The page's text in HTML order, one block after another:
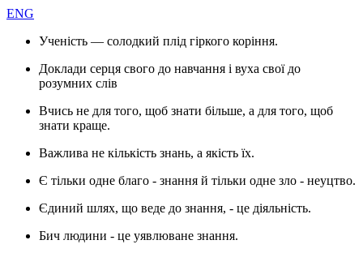
ENG
Ученість — солодкий плід гіркого коріння.
Доклади серця свого до навчання і вуха свої до
розумних слів
Вчись не для того, щоб знати більше, а для того, щоб
знати краще.
Важлива не кількість знань, а якість їх.
Є тільки одне благо - знання й тільки одне зло - неуцтво.
Єдиний шлях, що веде до знання, - це діяльність.
Бич людини - це уявлюване знання.